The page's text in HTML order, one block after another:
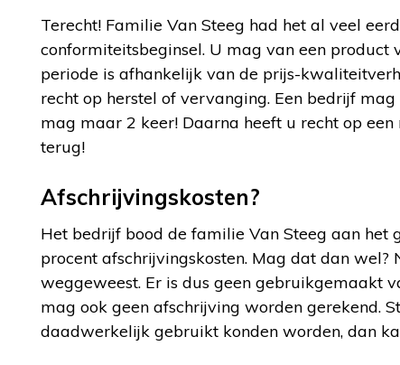
Terecht! Familie Van Steeg had het al veel
conformiteitsbeginsel. U mag van een product
periode is afhankelijk van de prijs-
recht op herstel of vervanging. Een bedrijf
mag maar 2 keer! Daarna heeft u recht op
terug!
Afschrijvingskosten?
Het bedrijf bood de familie Van Steeg aan
procent afschrijvingskosten. Mag dat dan
weggeweest. Er is dus geen gebruikgemaakt
mag ook geen afschrijving worden gerekend.
daadwerkelijk gebruikt konden worden, dan